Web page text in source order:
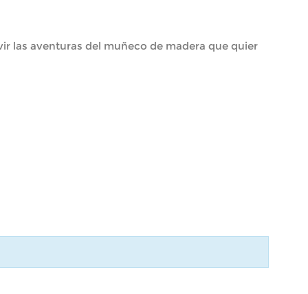
las aventuras del muñeco de madera que quier